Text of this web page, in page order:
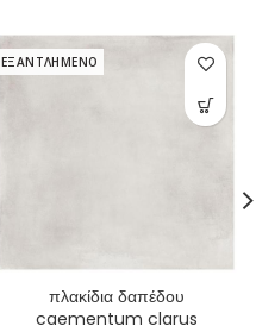
ΕΞΑΝΤΛΗΜΕΝΟ
πλακίδια δαπέδου
caementum clarus